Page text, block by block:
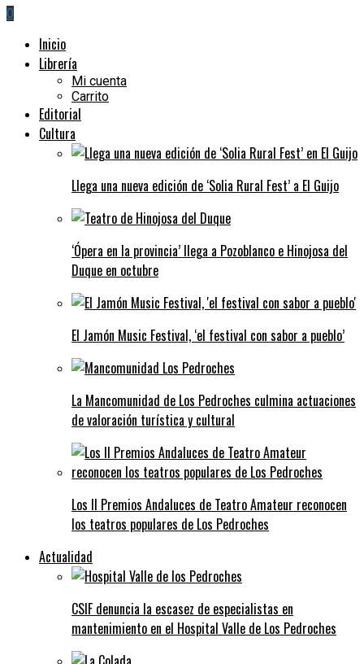
0
Inicio
Librería
Mi cuenta
Carrito
Editorial
Cultura
Llega una nueva edición de ‘Solia Rural Fest’ a El Guijo
‘Ópera en la provincia’ llega a Pozoblanco e Hinojosa del
Duque en octubre
El Jamón Music Festival, ‘el festival con sabor a pueblo’
La Mancomunidad de Los Pedroches culmina actuaciones
de valoración turística y cultural
Los II Premios Andaluces de Teatro Amateur reconocen
los teatros populares de Los Pedroches
Actualidad
CSIF denuncia la escasez de especialistas en
mantenimiento en el Hospital Valle de Los Pedroches